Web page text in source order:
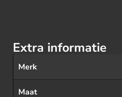
Extra informatie
Merk
Maat